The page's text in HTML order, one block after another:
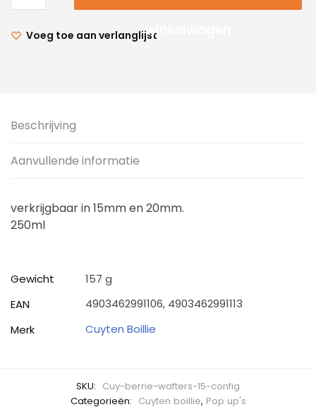
winkelwagen
Voeg toe aan verlanglijst
Beschrijving
Aanvullende informatie
verkrijgbaar in 15mm en 20mm.
250ml
Gewicht
157 g
EAN
4903462991106, 4903462991113
Merk
Cuyten Boillie
SKU: Cuy-berrie-wafters-15-config
Categorieën: Cuyten boillie, Pop up's